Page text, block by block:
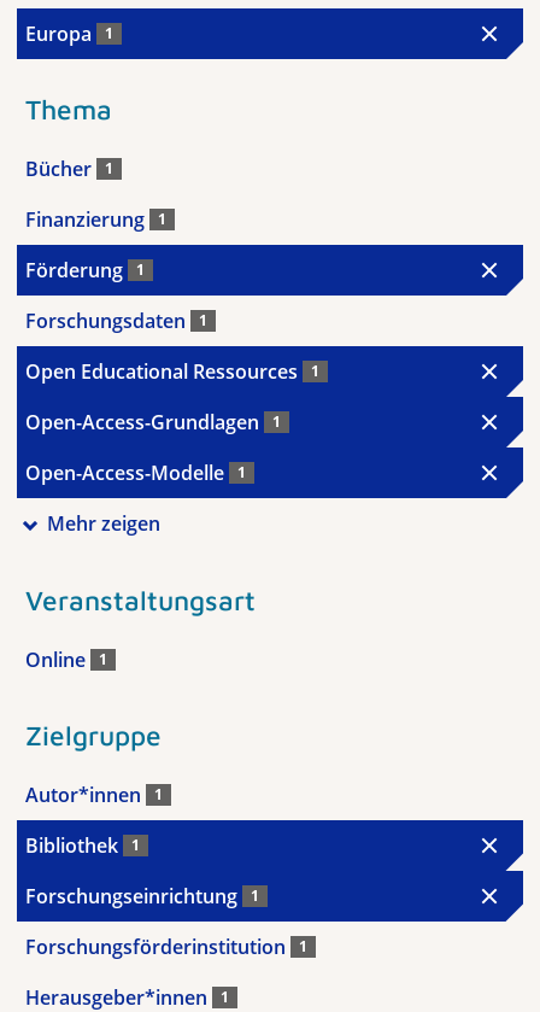
Europa 1
Thema
Bücher 1
Finanzierung 1
Förderung 1
Forschungsdaten 1
Open Educational Ressources 1
Open-Access-Grundlagen 1
Open-Access-Modelle 1
Mehr zeigen
Veranstaltungsart
Online 1
Zielgruppe
Autor*innen 1
Bibliothek 1
Forschungseinrichtung 1
Forschungsförderinstitution 1
Herausgeber*innen 1